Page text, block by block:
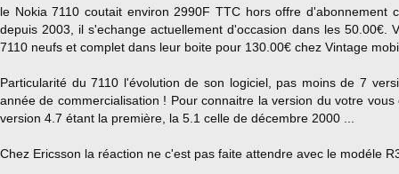
le Nokia 7110 coutait environ 2990F TTC hors offre d'abonnement
depuis 2003, il s'echange actuellement d'occasion dans les 50.00€.
7110 neufs et complet dans leur boite pour 130.00€ chez Vintage
Particularité du 7110 l'évolution de son logiciel, pas moins de 7
année de commercialisation ! Pour connaitre la version du votre
version 4.7 étant la première, la 5.1 celle de décembre 2000 ...
Chez Ericsson la réaction ne c'est pas faite attendre avec le modéle